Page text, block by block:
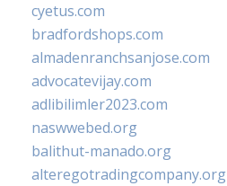
cyetus.com
bradfordshops.com
almadenranchsanjose.com
advocatevijay.com
adlibilimler2023.com
naswwebed.org
balithut-manado.org
alteregotradingcompany.org